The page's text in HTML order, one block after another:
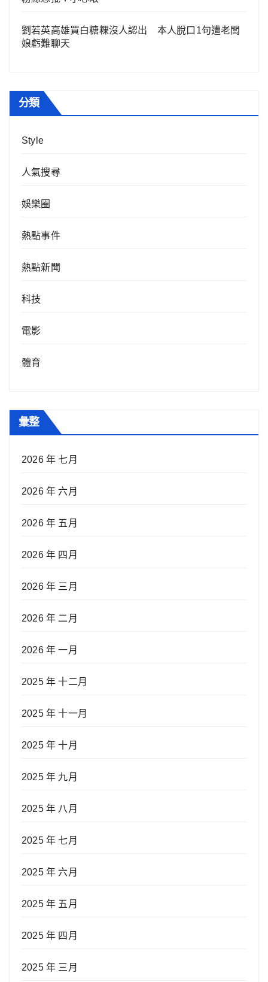
劉若英高雄買白糖粿沒人認出 本人脫口1句遭老闆
娘虧難聊天
分類
Style
人氣搜尋
娛樂圈
熱點事件
熱點新聞
科技
電影
體育
彙整
2026 年 七月
2026 年 六月
2026 年 五月
2026 年 四月
2026 年 三月
2026 年 二月
2026 年 一月
2025 年 十二月
2025 年 十一月
2025 年 十月
2025 年 九月
2025 年 八月
2025 年 七月
2025 年 六月
2025 年 五月
2025 年 四月
2025 年 三月